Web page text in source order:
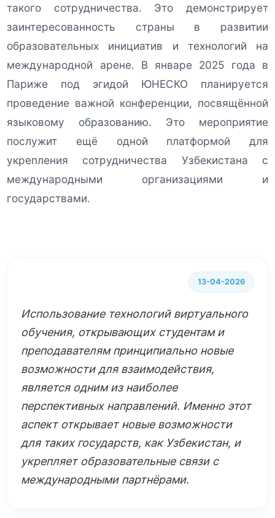
такого сотрудничества. Это демонстрирует
заинтересованность страны в развитии
образовательных инициатив и технологий на
международной арене. В январе 2025 года в
Париже под эгидой ЮНЕСКО планируется
проведение важной конференции, посвящённой
языковому образованию. Это мероприятие
послужит ещё одной платформой для
укрепления сотрудничества Узбекистана с
международными организациями и
государствами.
13-04-2026
Использование технологий виртуального
обучения, открывающих студентам и
преподавателям принципиально новые
возможности для взаимодействия,
является одним из наиболее
перспективных направлений. Именно этот
аспект открывает новые возможности
для таких государств, как Узбекистан, и
укрепляет образовательные связи с
международными партнёрами.